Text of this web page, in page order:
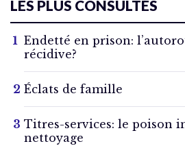
LES PLUS CONSULTÉS
Endetté en prison:
récidive?
Éclats de famille
Titres-services: le poison
nettoyage